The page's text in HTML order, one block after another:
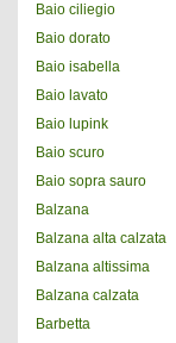
Baio ciliegio
Baio dorato
Baio isabella
Baio lavato
Baio lupink
Baio scuro
Baio sopra sauro
Balzana
Balzana alta calzata
Balzana altissima
Balzana calzata
Barbetta